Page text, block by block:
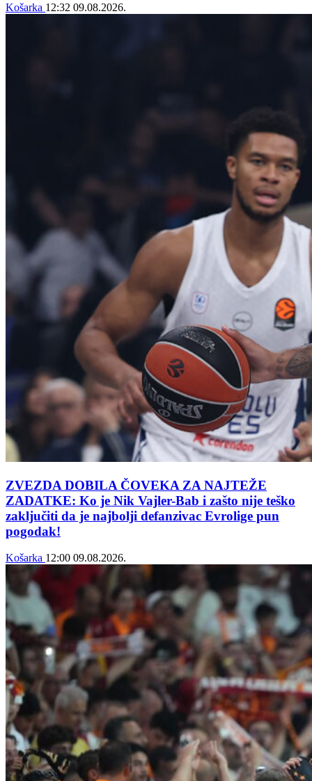
Košarka 12:32 09.08.2026.
ZVEZDA DOBILA ČOVEKA ZA NAJTEŽE
ZADATKE: Ko je Nik Vajler-Bab i zašto nije teško
zaključiti da je najbolji defanzivac Evrolige pun
pogodak!
Košarka 12:00 09.08.2026.